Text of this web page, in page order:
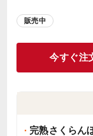
販売中
今すぐ注
完熟さくらん